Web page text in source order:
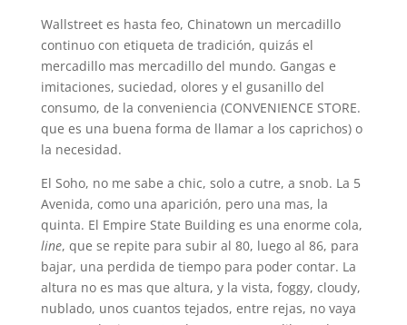
Wallstreet es hasta feo, Chinatown un mercadillo
continuo con etiqueta de tradición, quizás el
mercadillo mas mercadillo del mundo. Gangas e
imitaciones, suciedad, olores y el gusanillo del
consumo, de la conveniencia (CONVENIENCE STORE.
que es una buena forma de llamar a los caprichos) o
la necesidad.
El Soho, no me sabe a chic, solo a cutre, a snob. La 5
Avenida, como una aparición, pero una mas, la
quinta. El Empire State Building es una enorme cola,
line, que se repite para subir al 80, luego al 86, para
bajar, una perdida de tiempo para poder contar. La
altura no es mas que altura, y la vista, foggy, cloudy,
nublado, unos cuantos tejados, entre rejas, no vaya